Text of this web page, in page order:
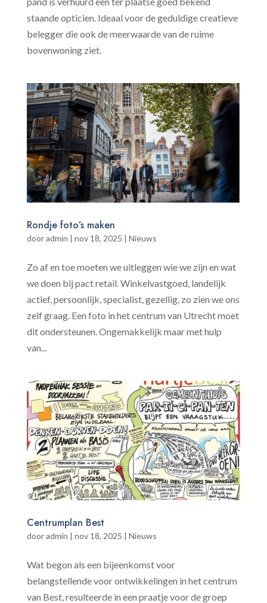
staande opticien. Ideaal voor de geduldige creatieve
belegger die ook de meerwaarde van de ruime
bovenwoning ziet.
Rondje foto’s maken
dooradmin | nov 18, 2025 | Nieuws
Zo af en toe moeten we uitleggen wie we zijn en wat
we doen bij pact retail. Winkelvastgoed, landelijk
actief, persoonlijk, specialist, gezellig, zo zien we ons
zelf graag. Een foto in het centrum van Utrecht moet
dit ondersteunen. Ongemakkelijk maar met hulp
van...
Centrumplan Best
dooradmin | nov 18, 2025 | Nieuws
Wat begon als een bijeenkomst voor
belangstellende voor ontwikkelingen in het centrum
van Best, resulteerde in een praatje voor de groep